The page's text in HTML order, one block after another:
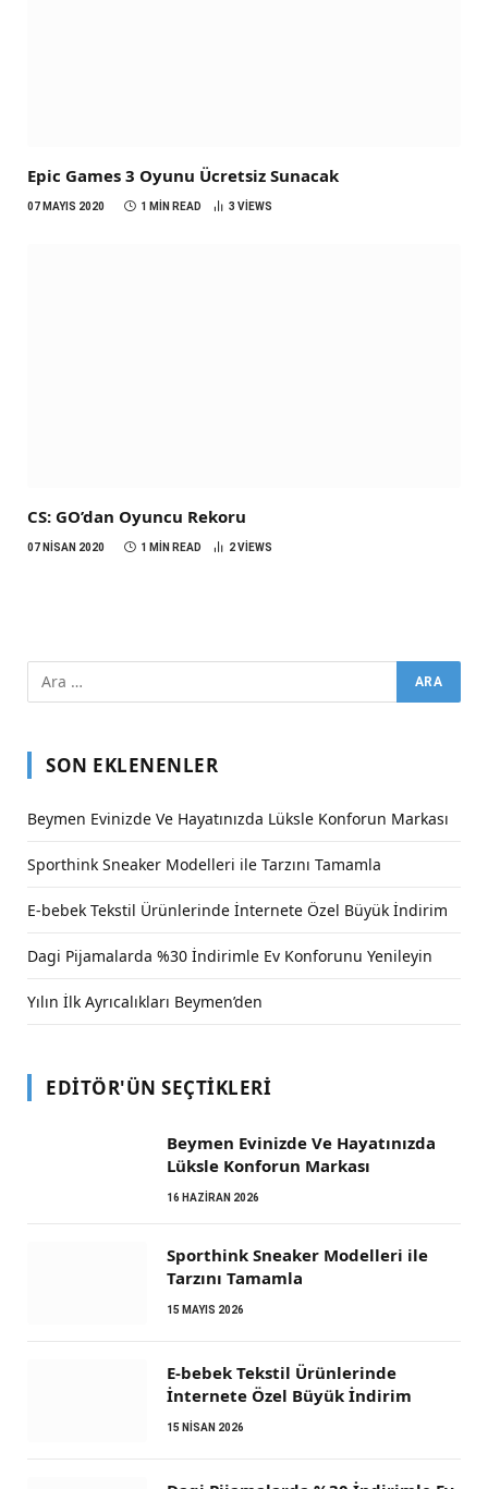
Epic Games 3 Oyunu Ücretsiz Sunacak
07 MAYIS 2020 1 MIN READ 3 VIEWS
CS: GO’dan Oyuncu Rekoru
07 NISAN 2020 1 MIN READ 2VIEWS
SON EKLENENLER
Beymen Evinizde Ve Hayatınızda Lüksle Konforun Markası
Sporthink Sneaker Modelleri ile Tarzını Tamamla
E-bebek Tekstil Ürünlerinde İnternete Özel Büyük İndirim
Dagi Pijamalarda %30 İndirimle Ev Konforunu Yenileyin
Yılın İlk Ayrıcalıkları Beymen’den
EDITÖR'ÜN SEÇTIKLERI
Beymen Evinizde Ve Hayatınızda
Lüksle Konforun Markası
16 HAZIRAN 2026
Sporthink Sneaker Modelleri ile
Tarzını Tamamla
15 MAYIS 2026
E-bebek Tekstil Ürünlerinde
İnternete Özel Büyük İndirim
15 NISAN 2026